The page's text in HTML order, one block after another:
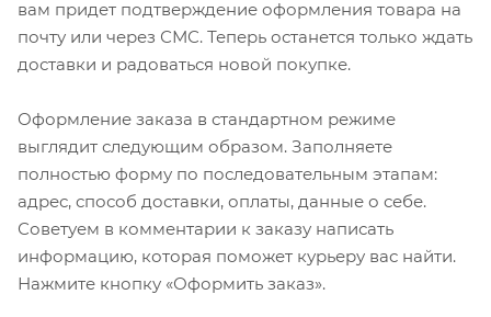
вам придет подтверждение оформления товара на
почту или через СМС. Теперь останется только ждать
доставки и радоваться новой покупке.
Оформление заказа в стандартном режиме
выглядит следующим образом. Заполняете
полностью форму по последовательным этапам:
адрес, способ доставки, оплаты, данные о себе.
Советуем в комментарии к заказу написать
информацию, которая поможет курьеру вас найти.
Нажмите кнопку «Оформить заказ».